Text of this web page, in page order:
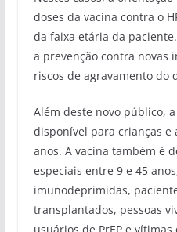
doses da vacina contra o
da faixa etária da
a prevenção contra novas
riscos de agravamento do
Além deste novo público,
disponível para crianças e
anos. A vacina também é
especiais entre 9 e 45
imunodeprimidas,
transplantados, pessoas